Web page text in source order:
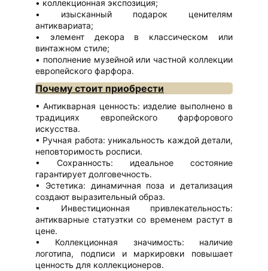
коллекционная экспозиция;
изысканный подарок ценителям
антиквариата;
элемент декора в классическом или
винтажном стиле;
пополнение музейной или частной коллекции
европейского фарфора.
Почему стоит приобрести
Антикварная ценность: изделие выполнено в
традициях европейского фарфорового
искусства.
Ручная работа: уникальность каждой детали,
неповторимость росписи.
Сохранность: идеальное состояние
гарантирует долговечность.
Эстетика: динамичная поза и детализация
создают выразительный образ.
Инвестиционная привлекательность:
антикварные статуэтки со временем растут в
цене.
Коллекционная значимость: наличие
логотипа, подписи и маркировки повышает
ценность для коллекционеров.